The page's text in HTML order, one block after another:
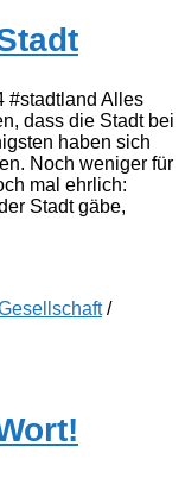
#stadtland Alles
dass die Stadt bei
haben sich
Noch weniger für
mal ehrlich:
Stadt gäbe,
/